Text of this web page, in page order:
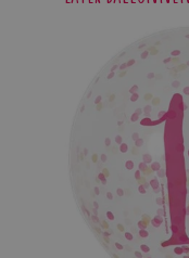
Werken
Springparadijs